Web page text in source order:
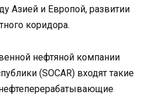
Азией и Европой, развитии
коридора.
нефтяной компании
(SOCAR) входят такие